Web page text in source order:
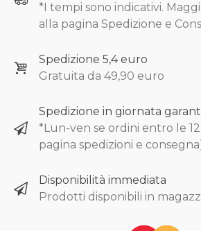
*I tempi sono indicativi.
alla pagina Spedizione e
Spedizione 5,4 euro
Gratuita da 49,90 euro
Spedizione in giornata
*Lun-ven se ordini entro le
pagina spedizioni e
Disponibilità immediata
Prodotti disponibili in